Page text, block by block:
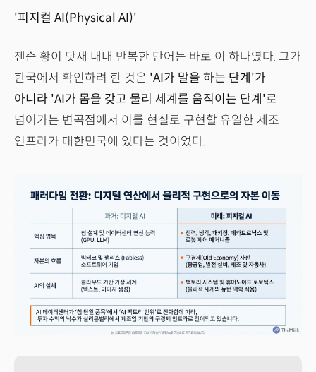
'피지컬 AI(Physical AI)'
젠슨 황이 닷새 내내 반복한 단어는 바로 이 하나였다. 그가
한국에서 확인하려 한 것은 'AI가 말을 하는 단계'가
아니라 'AI가 몸을 갖고 물리 세계를 움직이는 단계'로
넘어가는 변곡점에서 이를 현실로 구현할 유일한 제조
인프라가 대한민국에 있다는 것이었다.